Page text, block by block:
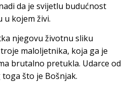
da je svijetlu budućnost
u kojem živi.
njegovu životnu sliku
maloljetnika, koja ga je
brutalno pretukla. Udarce od
što je Bošnjak.